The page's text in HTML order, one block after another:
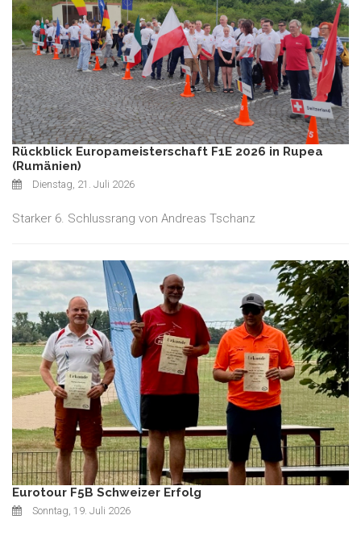
Rückblick Europameisterschaft F1E 2026 in Rupea
(Rumänien)
Dienstag, 21. Juli 2026
Starker 6. Schlussrang von Andreas Tschanz
Eurotour F5B Schweizer Erfolg
Sonntag, 19. Juli 2026